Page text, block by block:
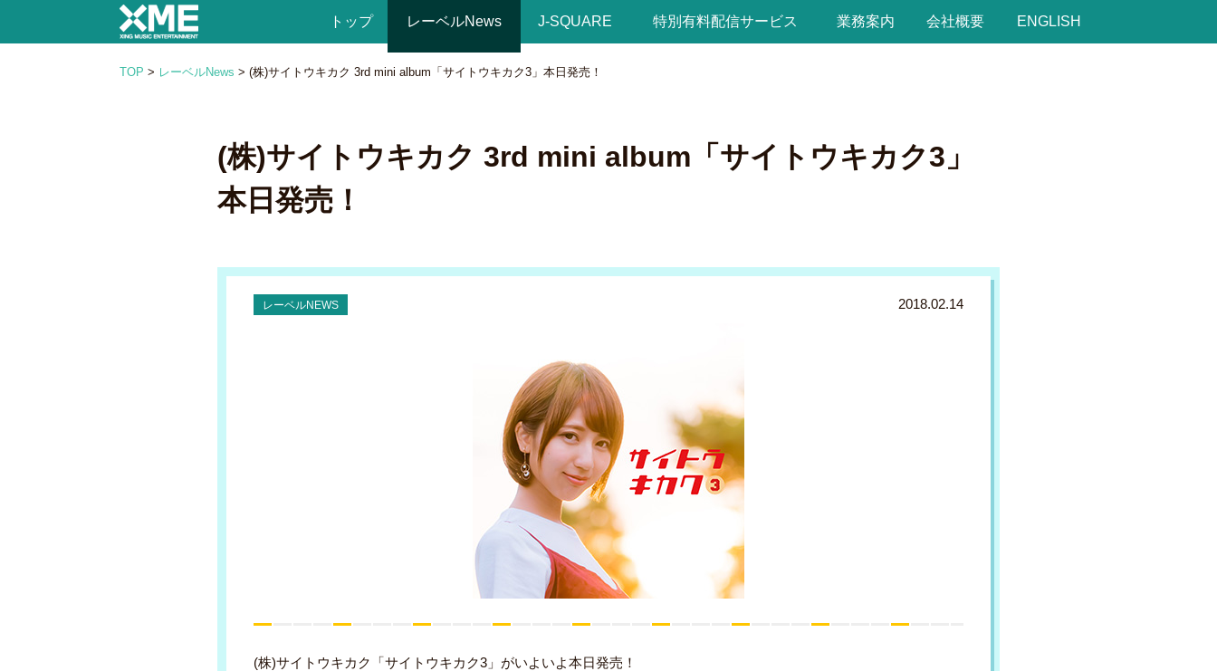
トップ レーベルNews J-SQUARE 特別有料配信サービス 業務案内 会社概要 ENGLISH
TOP > レーベルNews > (株)サイトウキカク 3rd mini album「サイトウキカク3」本日発売！
(株)サイトウキカク 3rd mini album「サイトウキカク3」
本日発売！
2018.02.14
(株)サイトウキカク「サイトウキカク3」がいよいよ本日発売！